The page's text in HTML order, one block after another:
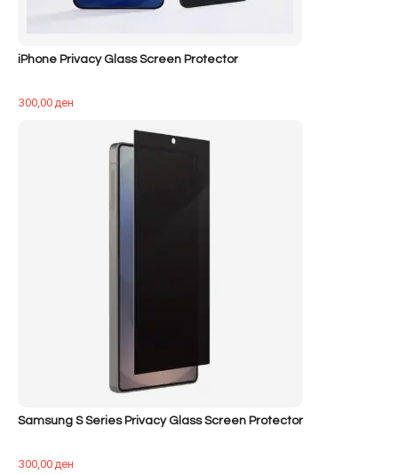
iPhone Privacy Glass Screen Protector
300,00ден
Samsung S Series Privacy Glass Screen Protector
300,00ден